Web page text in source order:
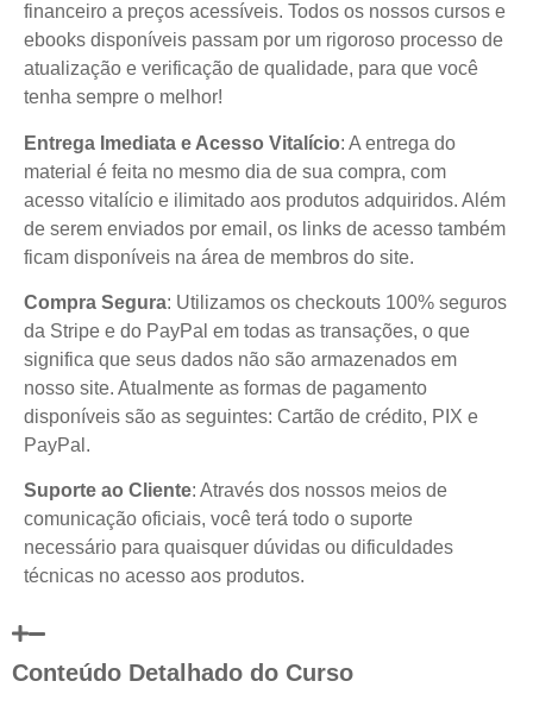
financeiro a preços acessíveis. Todos os nossos cursos e
ebooks disponíveis passam por um rigoroso processo de
atualização e verificação de qualidade, para que você
tenha sempre o melhor!
Entrega Imediata e Acesso Vitalício: A entrega do
material é feita no mesmo dia de sua compra, com
acesso vitalício e ilimitado aos produtos adquiridos. Além
de serem enviados por email, os links de acesso também
ficam disponíveis na área de membros do site.
Compra Segura: Utilizamos os checkouts 100% seguros
da Stripe e do PayPal em todas as transações, o que
significa que seus dados não são armazenados em
nosso site. Atualmente as formas de pagamento
disponíveis são as seguintes: Cartão de crédito, PIX e
PayPal.
Suporte ao Cliente: Através dos nossos meios de
comunicação oficiais, você terá todo o suporte
necessário para quaisquer dúvidas ou dificuldades
técnicas no acesso aos produtos.
Conteúdo Detalhado do Curso